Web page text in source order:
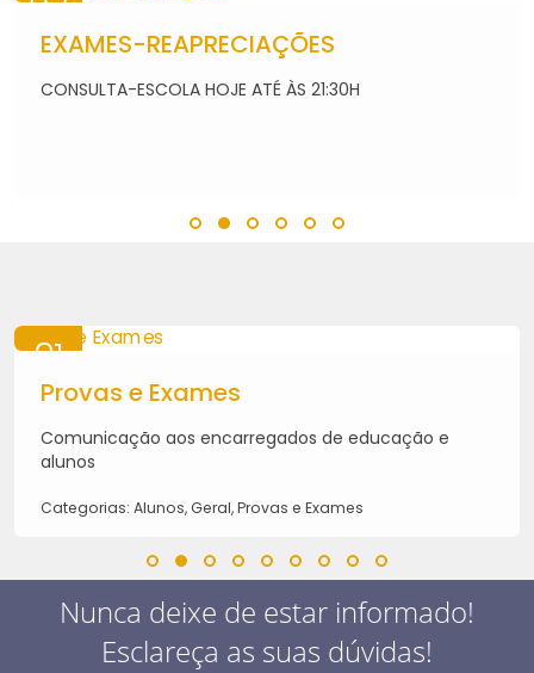
AGO
2026
EXAMES-REAPRECIAÇÕES
CONSULTA-ESCOLA HOJE ATÉ ÀS 21:30H
21
MAI
2026
Provas e Exames
Comunicação aos encarregados de educação e
alunos
Categorias: Alunos, Geral, Provas e Exames
Nunca deixe de estar informado!
Esclareça as suas dúvidas!